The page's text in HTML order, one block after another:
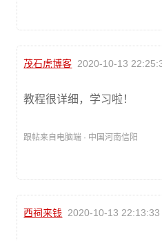
茂石虎博客 2020-10-13
教程很详细，学习啦！
跟帖来自电脑端 · 中国河南信阳
西祠来钱 2020-10-13 22:13:33